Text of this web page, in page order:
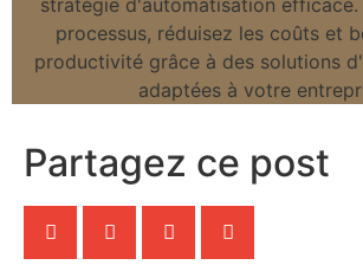
Partagez ce post